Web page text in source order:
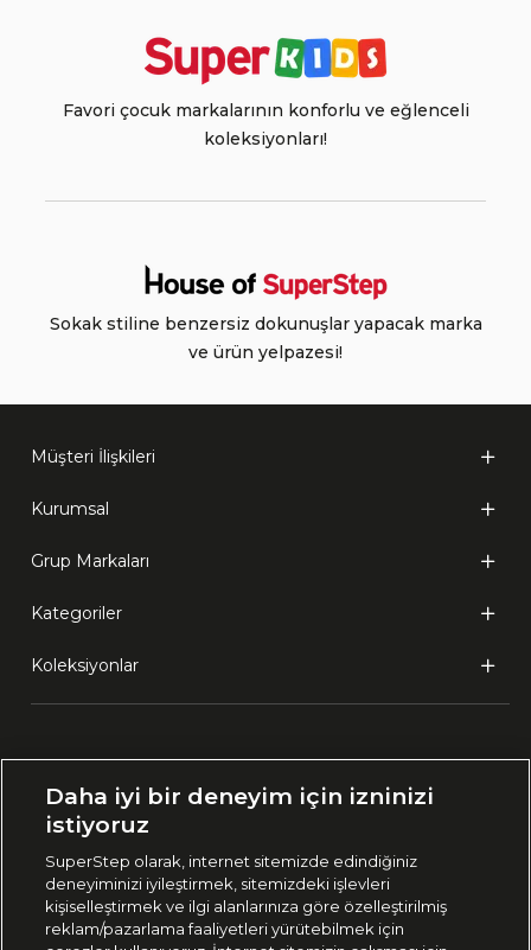
Favori çocuk markalarının konforlu ve eğlenceli
koleksiyonları!
Sokak stiline benzersiz dokunuşlar yapacak marka
ve ürün yelpazesi!
Müşteri İlişkileri
Kurumsal
Grup Markaları
Kategoriler
Koleksiyonlar
🇹🇷 Türkiye
444 37 36
Daha iyi bir deneyim için izninizi
istiyoruz
SuperStep olarak, internet sitemizde edindiğiniz
deneyiminizi iyileştirmek, sitemizdeki işlevleri
kişiselleştirmek ve ilgi alanlarınıza göre özelleştirilmiş
reklam/pazarlama faaliyetleri yürütebilmek için